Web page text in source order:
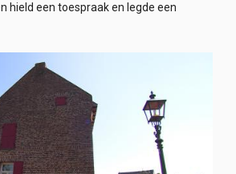
hield een toespraak en legde een